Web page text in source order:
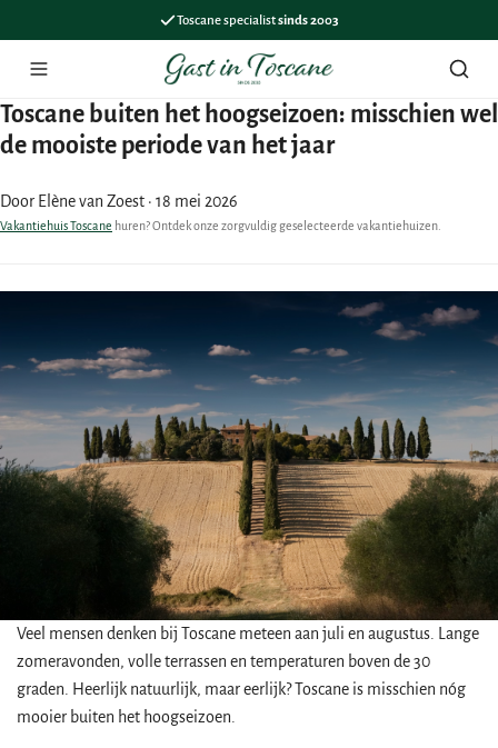
Toscane specialistsinds 2003
Menu
Toscane buiten het hoogseizoen: misschien wel
de mooiste periode van het jaar
Door Elène van Zoest · 18 mei 2026
Vakantiehuis Toscane huren? Ontdek onze zorgvuldig geselecteerde vakantiehuizen.
Veel mensen denken bij Toscane meteen aan juli en augustus. Lange
zomeravonden, volle terrassen en temperaturen boven de 30
graden. Heerlijk natuurlijk, maar eerlijk? Toscane is misschien nóg
mooier buiten het hoogseizoen.